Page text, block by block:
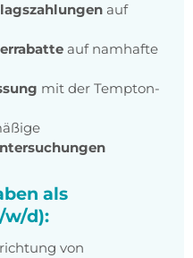
auf
auf namhafte
mit der Tempton-
als
w/d):
von